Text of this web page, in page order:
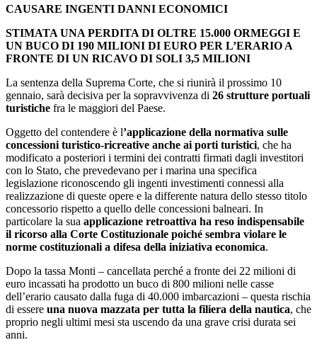
CAUSARE INGENTI DANNI ECONOMICI
STIMATA UNA PERDITA DI OLTRE 15.000 ORMEGGI E
UN BUCO DI 190 MILIONI DI EURO PER L’ERARIO A
FRONTE DI UN RICAVO DI SOLI 3,5 MILIONI
La sentenza della Suprema Corte, che si riunirà il prossimo 10
gennaio, sarà decisiva per la sopravvivenza di 26 strutture portuali
turistiche fra le maggiori del Paese.
Oggetto del contendere è l’applicazione della normativa sulle
concessioni turistico-ricreative anche ai porti turistici, che ha
modificato a posteriori i termini dei contratti firmati dagli investitori
con lo Stato, che prevedevano per i marina una specifica
legislazione riconoscendo gli ingenti investimenti connessi alla
realizzazione di queste opere e la differente natura dello stesso titolo
concessorio rispetto a quello delle concessioni balneari. In
particolare la sua applicazione retroattiva ha reso indispensabile
il ricorso alla Corte Costituzionale poiché sembra violare le
norme costituzionali a difesa della iniziativa economica.
Dopo la tassa Monti – cancellata perché a fronte dei 22 milioni di
euro incassati ha prodotto un buco di 800 milioni nelle casse
dell’erario causato dalla fuga di 40.000 imbarcazioni – questa rischia
di essere una nuova mazzata per tutta la filiera della nautica, che
proprio negli ultimi mesi sta uscendo da una grave crisi durata sei
anni.